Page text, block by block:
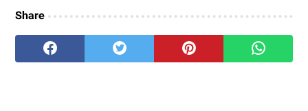
Share